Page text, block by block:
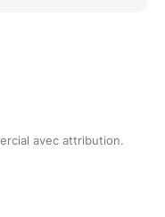
avec attribution.